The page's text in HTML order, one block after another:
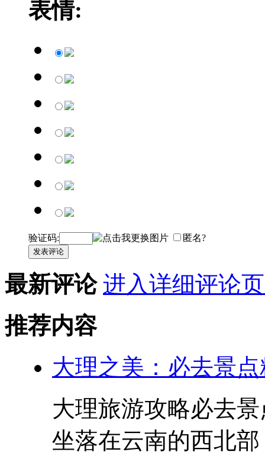
表情:
验证码: 匿名?
发表评论
最新评论 进入详细评论
推荐内容
大理之美：必去景
大理旅游攻略必去
坐落在云南的西北